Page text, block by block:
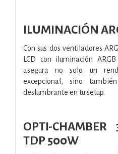
ILUMINACIÓN
Con sus dos ventiladores
LCD con iluminación
asegura no solo un
excepcional, sino
deslumbrante en tu setup.
OPTI-
TDP 500W